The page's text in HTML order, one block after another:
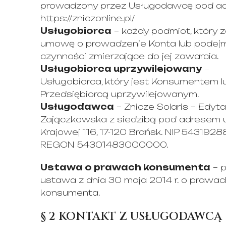
prowadzony przez Usługodawcę pod
https://zniczonline.pl/
Usługobiorca – każdy podmiot, który
umowę o prowadzenie Konta lub
czynności zmierzające do jej zawarcia.
Usługobiorca uprzywilejowany–
Usługobiorca, który jest Konsumentem
Przedsiębiorcą uprzywilejowanym.
Usługodawca – Znicze Solaris – Edyta
Zajączkowska z siedzibą pod adresem
Krajowej 116, 17-120 Brańsk. NIP
REGON 54301483000000.
Ustawa o prawach konsumenta –
ustawa z dnia 30 maja 2014 r. o
konsumenta.
§ 2 KONTAKT Z USŁUGODAWCĄ